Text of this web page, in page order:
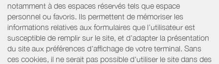
notamment à des espaces réservés tels que espace
personnel ou favoris. Ils permettent de mémoriser les
informations relatives aux formulaires que l’utilisateur est
susceptible de remplir sur le site, et d’adapter la présentation
du site aux préférences d’affichage de votre terminal. Sans
ces cookies, il ne serait pas possible d'utiliser le site dans des